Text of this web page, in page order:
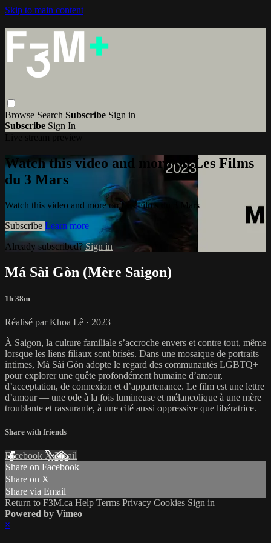
Skip to main content
Browse Search Subscribe Sign in
Subscribe Sign In
Watch this video and more on Les Films
du 3 Mars
Watch this video and more on Les Films du 3 Mars
Subscribe Learn more
Already subscribed?Sign in
Má Sài Gòn (Mère Saigon)
1h 38m
Réalisé par Khoa Lê · 2023
À Saigon, la culture familiale s’accroche envers et contre tout, même
lorsque les liens filiaux sont brisés. Dans une mosaïque de portraits
intimes, Má Sài Gòn adopte le regard des communautés LGBTQ+
pour explorer une quête profondément humaine d’amour,
d’acceptation, de connexion et d’appartenance. Le film est une lettre
d’amour — une ode à la fois lumineuse et mélancolique à une mère
troublante et rassurante, à une cité aussi oppressive que libératrice.
Share with friends
Facebook XEmail
Share on Facebook
Share on X
Share via Email
Return to F3M.ca Help Terms Privacy Cookies Sign in
Powered by Vimeo
×